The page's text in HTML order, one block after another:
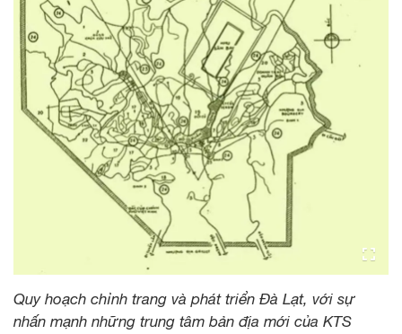
Quy hoạch chỉnh trang và phát triển Đà Lạt, với sự
nhấn mạnh những trung tâm bản địa mới của KTS